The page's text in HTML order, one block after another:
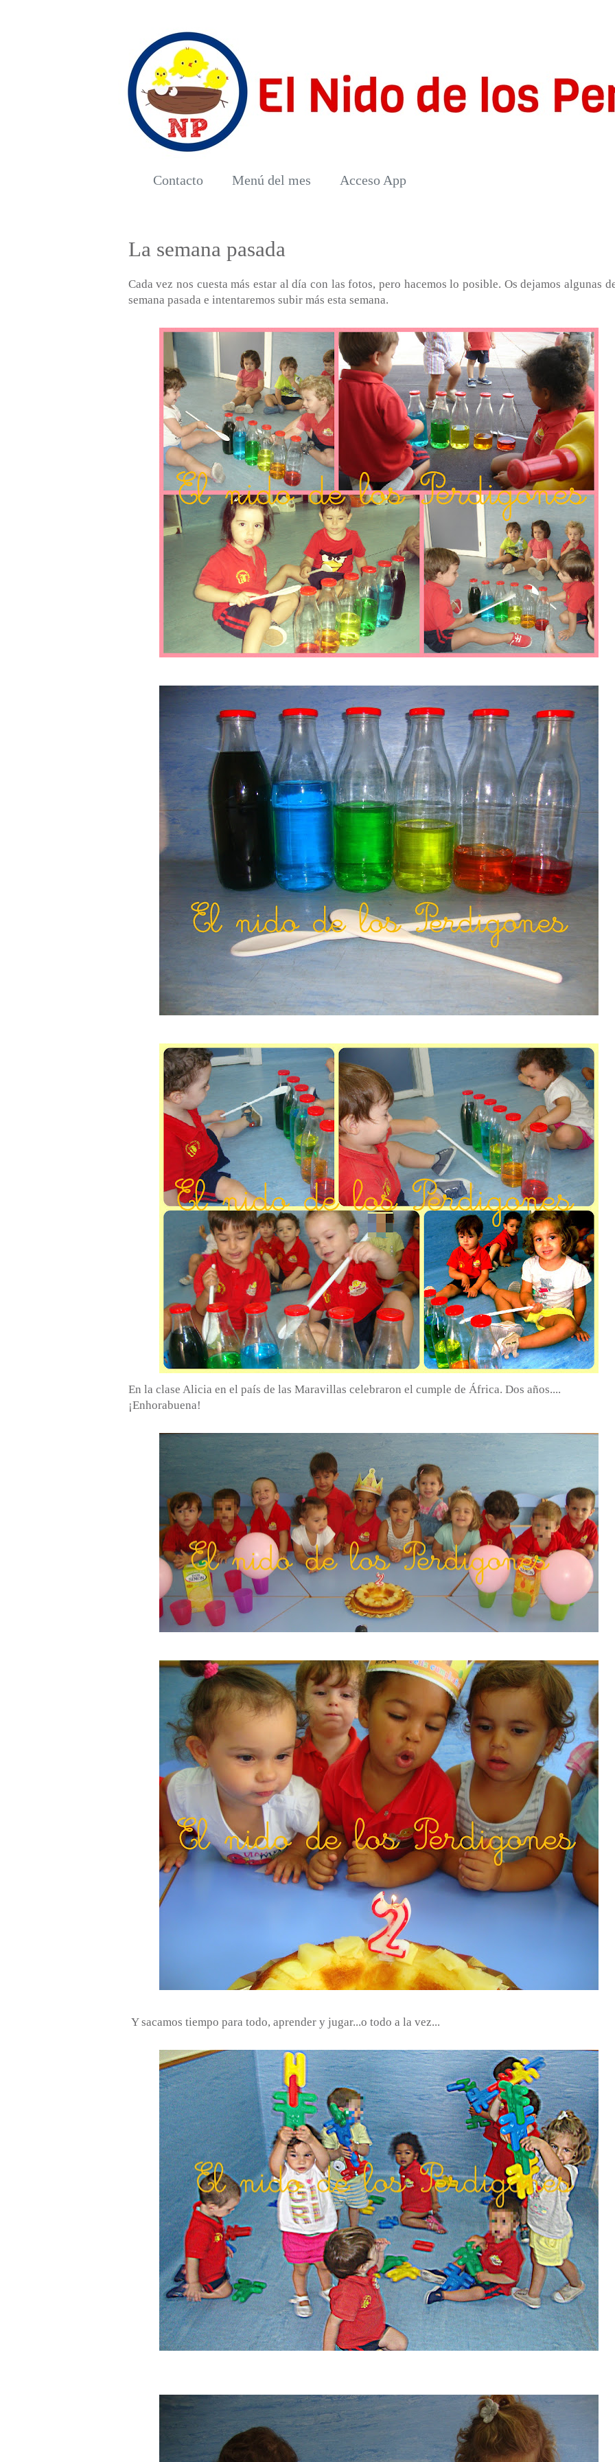
Contacto Menú del mes Acceso App
La semana pasada
Cada vez nos cuesta más estar al día con las fotos, pero hacemos lo posible. Os dejamos algunas
semana pasada e intentaremos subir más esta semana.
En la clase Alicia en el país de las Maravillas celebraron el cumple de África. Dos años....
¡Enhorabuena!
Y sacamos tiempo para todo, aprender y jugar...o todo a la vez...